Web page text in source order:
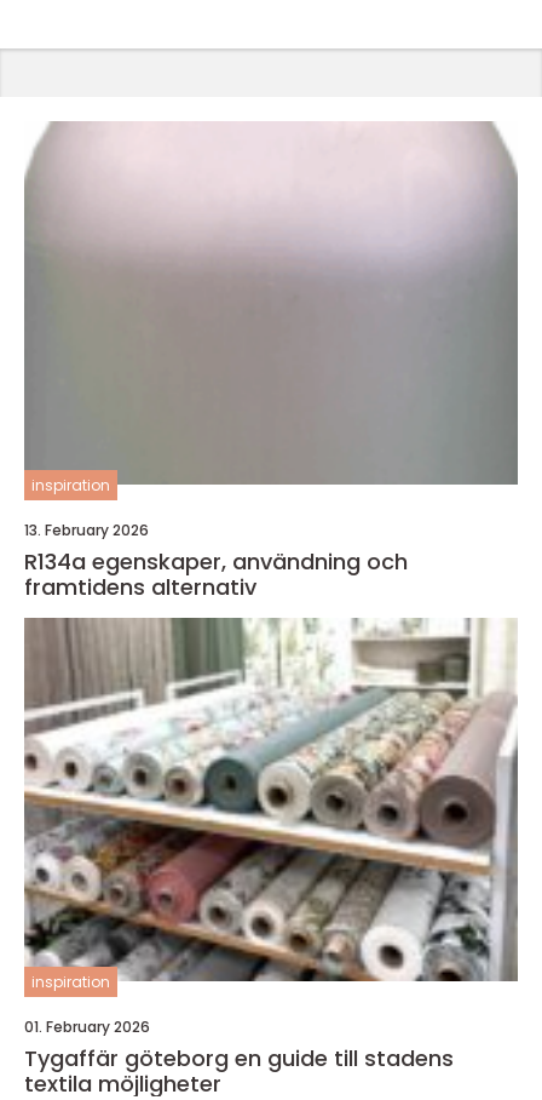
inspiration
13. February 2026
R134a egenskaper, användning och
framtidens alternativ
inspiration
01. February 2026
Tygaffär göteborg en guide till stadens
textila möjligheter